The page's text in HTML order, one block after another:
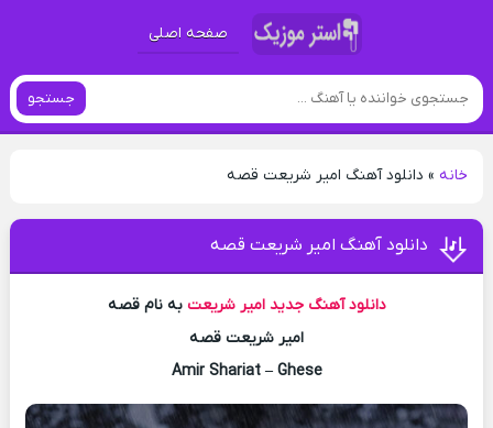
صفحه اصلی
جستجو
خانه» دانلود آهنگ امیر شریعت قصه
دانلود آهنگ امیر شریعت قصه
دانلود آهنگ جدید امیر شریعت به نام قصه
امیر شریعت قصه
Amir Shariat – Ghese